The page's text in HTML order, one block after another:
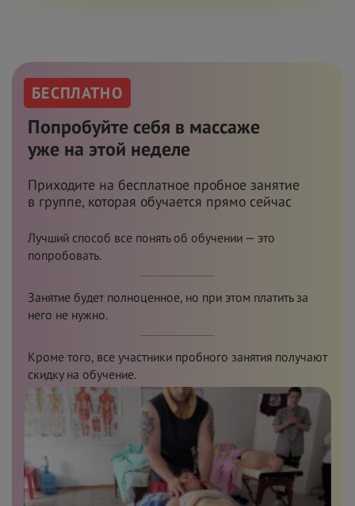
БЕСПЛАТНО
Попробуйте себя в массаже
уже на этой неделе
Приходите на бесплатное пробное занятие
в группе, которая обучается прямо сейчас
Лучший способ все понять об обучении — это
попробовать.
Занятие будет полноценное, но при этом платить за
него не нужно.
Кроме того, все участники пробного занятия получают
скидку на обучение.